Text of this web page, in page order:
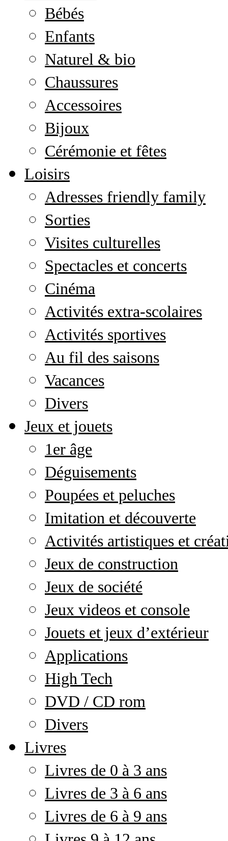
Bébés
Enfants
Naturel & bio
Chaussures
Accessoires
Bijoux
Cérémonie et fêtes
Loisirs
Adresses friendly family
Sorties
Visites culturelles
Spectacles et concerts
Cinéma
Activités extra-scolaires
Activités sportives
Au fil des saisons
Vacances
Divers
Jeux et jouets
1er âge
Déguisements
Poupées et peluches
Imitation et découverte
Activités artistiques et
Jeux de construction
Jeux de société
Jeux videos et console
Jouets et jeux d’extérieur
Applications
High Tech
DVD / CD rom
Divers
Livres
Livres de 0 à 3 ans
Livres de 3 à 6 ans
Livres de 6 à 9 ans